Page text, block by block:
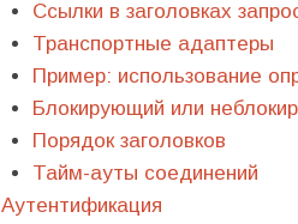
Ссылки в заголовках
Транспортные адаптеры
Пример: использование
Блокирующий или
Порядок заголовков
Тайм-ауты соединений
Аутентификация